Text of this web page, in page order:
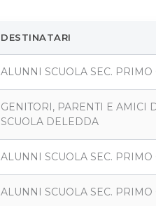
DESTINATARI
ALUNNI SCUOLA SEC. PRIMO
GENITORI, PARENTI E AMICI
SCUOLA DELEDDA
ALUNNI SCUOLA SEC. PRIMO
ALUNNI SCUOLA SEC. PRIMO